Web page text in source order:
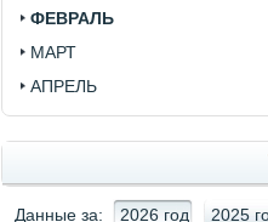
ФЕВРАЛЬ
МАРТ
АПРЕЛЬ
Данные за: 2026 год 2025